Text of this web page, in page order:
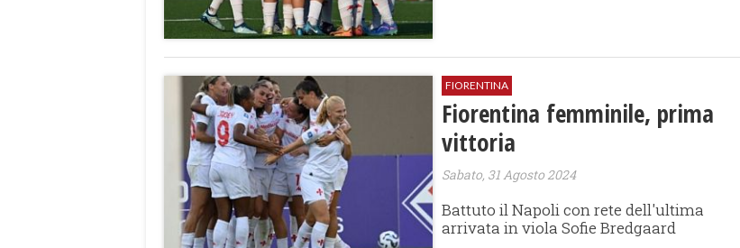
FIORENTINA
Fiorentina femminile, prima
vittoria
Sabato, 31 Agosto 2024
Battuto il Napoli con rete dell'ultima
arrivata in viola Sofie Bredgaard